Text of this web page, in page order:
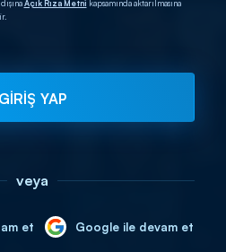
Açık Rıza Metni kapsamında aktarılmasına
GİRİŞ YAP
veya
et Google ile devam et